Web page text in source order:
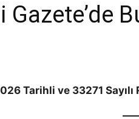
Gazete’de
Tarihli ve 33271 Sayılı